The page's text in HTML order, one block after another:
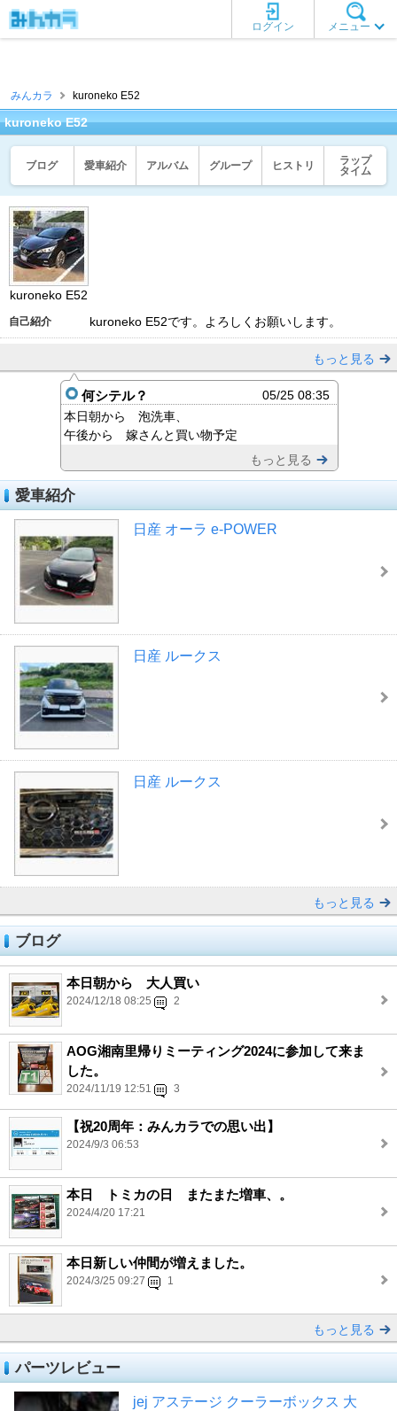
メニュー
ログイン
みんカラ kuroneko E52
kuroneko E52
ブログ 愛車紹介 アルバム グループ ヒストリ
ラップ
タイム
kuroneko E52
自己紹介 kuroneko E52です。よろしくお願いします。
もっと見る
何シテル？
05/25 08:35
本日朝から 泡洗車、
午後から 嫁さんと買い物予定
もっと見る
愛車紹介
日産 オーラ e-POWER
日産 ルークス
日産 ルークス
もっと見る
ブログ
本日朝から 大人買い
2024/12/18 08:25 2
AOG湘南里帰りミーティング2024に参加して来ま
した。
2024/11/19 12:51 3
【祝20周年：みんカラでの思い出】
2024/9/3 06:53
本日 トミカの日 またまた増車、。
2024/4/20 17:21
本日新しい仲間が増えました。
2024/3/25 09:27 1
もっと見る
パーツレビュー
jej アステージ クーラーボックス 大